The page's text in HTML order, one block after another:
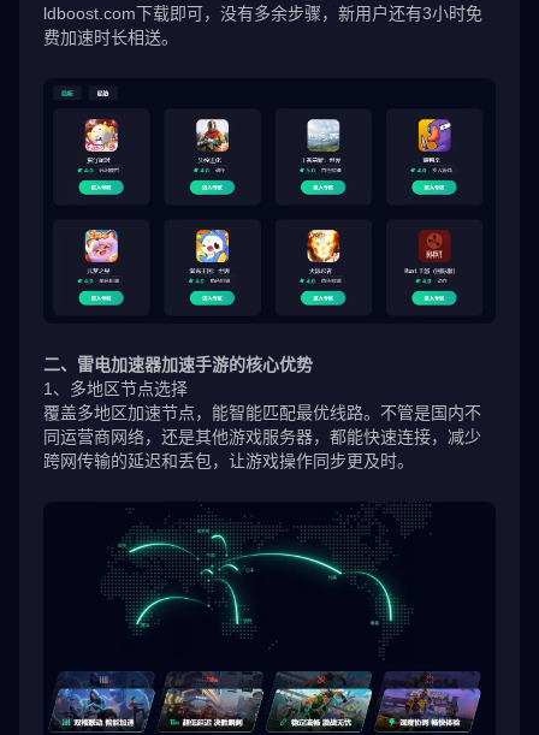
ldboost.com下载即可，没有多余步骤，新用户还有3小时免
费加速时长相送。
二、雷电加速器加速手游的核心优势
1、多地区节点选择
覆盖多地区加速节点，能智能匹配最优线路。不管是国内不
同运营商网络，还是其他游戏服务器，都能快速连接，减少
跨网传输的延迟和丢包，让游戏操作同步更及时。